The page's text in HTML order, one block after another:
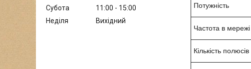
Потужність
Частота в мережі
Кількість полюсів
Субота
11:00
15:00
Неділя
Вихідний